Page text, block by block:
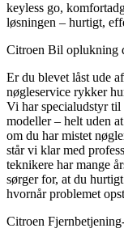
keyless go,
løsningen – hurtigt,
Citroen Bil oplukning
Er du blevet låst ude
nøgleservice rykker
Vi har specialudstyr
modeller – helt uden
om du har mistet
står vi klar med
teknikere har mange
sørger for, at du
hvornår problemet
Citroen